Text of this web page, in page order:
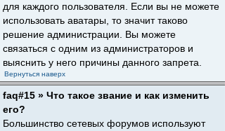
для каждого пользователя. Если вы не можете
использовать аватары, то значит таково
решение администрации. Вы можете
связаться с одним из администраторов и
выяснить у него причины данного запрета.
Вернуться наверх
faq#15 » Что такое звание и как изменить
его?
Большинство сетевых форумов используют